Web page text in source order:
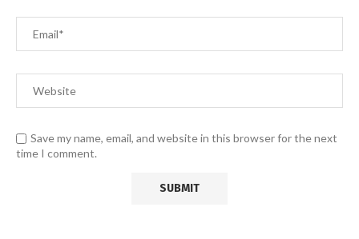
Save my name, email, and website in this browser for the next
time I comment.